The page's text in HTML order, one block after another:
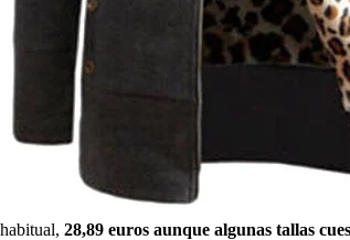
habitual, 28,89 euros aunque algunas tallas